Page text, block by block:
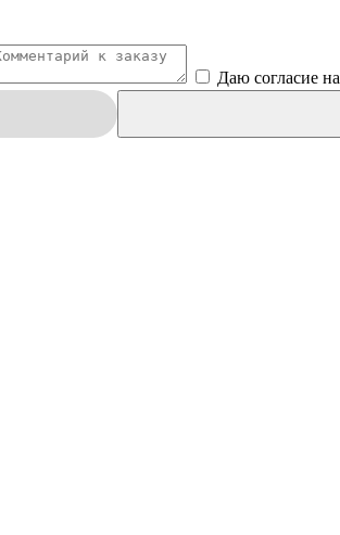
Даю согласие на